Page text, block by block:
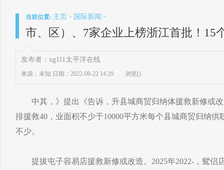
当前位置: 主页 > 国际新闻 >
市、区）、7家企业上榜浙江首批！15
发布者：xg111太平洋在线
来源：未知 日期：2022-08-22 14:29 浏览()
中其，》提出《告诉，升县城商贸归纳体援救新修或改
排援救40，业面积不少于10000平方米每个县城商贸归纳供
不少。
提拔屯子容易店援救新修或改造。2025年2022-，鸳侣